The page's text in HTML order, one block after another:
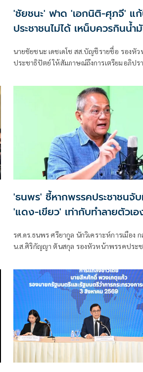
'ชัยชนะ' ฟาด 'เอกนิติ-ศุภจี' แ
ประชาชนไม่ได้ เหน็บควรกินน้ำ
นายชัยชนะ เดชเดโช สส.บัญชีรายชื่อ รองหั
ประชาธิปัตย์ ให้สัมภาษณ์ถึงการเตรียมอภิปรา
เมื่อไหร่ที่ฝ่ายค้านมีมติว่ายื่นอภิปรายไม่ไว้วา
ฝ่ายค้านก็จะนำเรื่องกลับหารือแต่ละพรรค ยื
ความพร้อมอยู่แล้ว ซึ่งต้องดูไทม์ไลน์ว่าพรรค
กำหนดช่วงไหน เพราะเมื่อเปิดสภามา
'ธนพร' ชี้หากพรรคประชาชนจั
'แดง-เขียว' เท่ากับทำลายตัวเ
รศ.ดร.ธนพร ศรียากูล นักวิเคราะห์การเมือง
น.ส.ศิริกัญญา ตันสกุล รองหัวหน้าพรรคประช
ไทยกับพรรคภูมิใจไทย ก็จำเป็นต้องพูดคุยกั
ประชาชนด้วยว่า